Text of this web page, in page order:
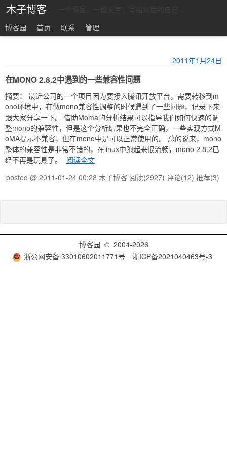
木子博客
博客园
首页 联系 管理
2011年1月24日
在MONO 2.8.2中遇到的一些兼容性问题
摘要： 最近公司的一个项目因为要接入腾讯开放平台，需要转移到m
ono环境中，在做mono兼容性调整的时候遇到了一些问题，记录下来
跟大家分享一下。 借助Moma的分析结果可以指导我们如何快速的调
整mono的兼容性，但是这个分析结果也不完全正确，一些实现方式M
oMA提示不兼容，但在mono中是可以正常使用的。 总的说来，mono
整体的兼容性是非常不错的，在linux中跑起来很流畅，mono 2.8.2已
经不再是玩具了。
阅读全文
posted @ 2011-01-24 00:28 木子博客 阅读(2927) 评论(12) 推荐(3)
博客园 © 2004-2026
浙公网安备 33010602011771号
浙ICP备2021040463号-3